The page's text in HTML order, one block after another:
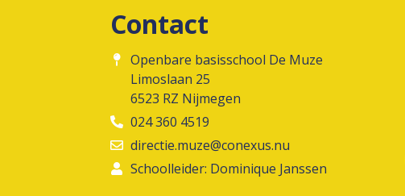
Contact
Openbare basisschool De Muze
Limoslaan 25
6523 RZ Nijmegen
024 360 4519
directie.muze@conexus.nu
Schoolleider: Dominique Janssen